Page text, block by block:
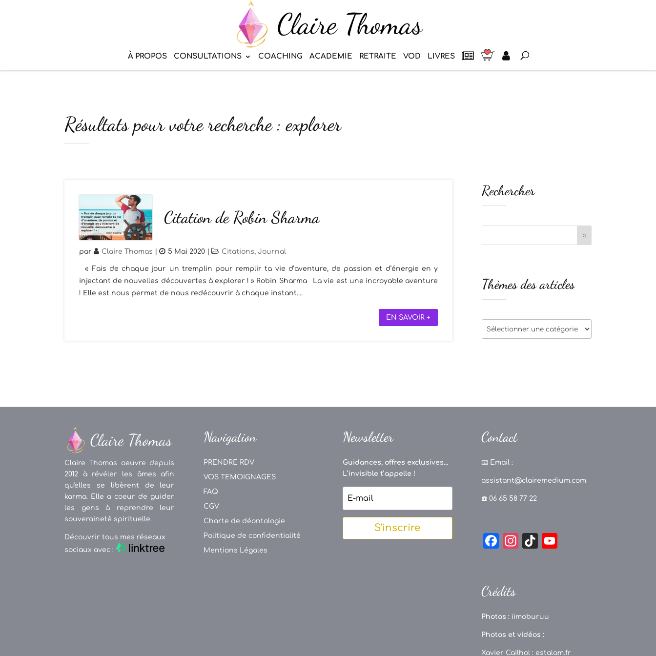
À PROPOS CONSULTATIONS COACHING ACADEMIE RETRAITE VOD LIVRES
Résultats pour votre recherche : explorer
Citation de Robin Sharma
par Claire Thomas 5 Mai 2020 Citations, Journal
« Fais de chaque jour un tremplin pour remplir ta vie d’aventure, de passion et d’énergie en y
injectant de nouvelles découvertes à explorer ! » Robin Sharma La vie est une incroyable aventure
! Elle est nous permet de nous redécouvrir à chaque instant....
EN SAVOIR +
Rechercher
Thèmes des articles
Thèmes
des
Claire Thomas oeuvre depuis
2012 à révéler les âmes afin
qu'elles se libèrent de leur
karma. Elle a coeur de guider
les gens à reprendre leur
souveraineté spirituelle.
Découvrir tous mes réseaux
sociaux avec :
Navigation
PRENDRE RDV
VOS TEMOIGNAGES
FAQ
CGV
Charte de déontologie
Politique de confidentialité
Mentions Légales
Newsletter
Guidances, offres exclusives...
L’invisible t’appelle !
S'inscrire
Contact
📧 Email :
assistant@clairemedium.com
☎️ 06 65 58 77 22
F
e
o
o
k
In
a
m
Ti
C
Crédits
Photos : iimoburuu
Photos et vidéos :
Xavier Cailhol : estalam.fr